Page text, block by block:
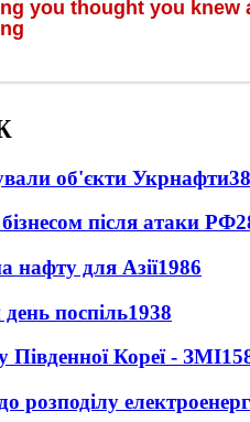
об'єкти Укрнафти
після атаки РФ
нафту для Азії1986
поспіль1938
Південної Кореї - ЗМІ
розподілу